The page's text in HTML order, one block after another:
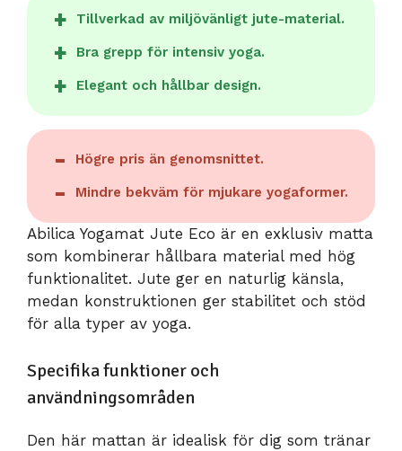
Tillverkad av miljövänligt jute-material.
Bra grepp för intensiv yoga.
Elegant och hållbar design.
Högre pris än genomsnittet.
Mindre bekväm för mjukare yogaformer.
Abilica Yogamat Jute Eco är en exklusiv matta
som kombinerar hållbara material med hög
funktionalitet. Jute ger en naturlig känsla,
medan konstruktionen ger stabilitet och stöd
för alla typer av yoga.
Specifika funktioner och
användningsområden
Den här mattan är idealisk för dig som tränar